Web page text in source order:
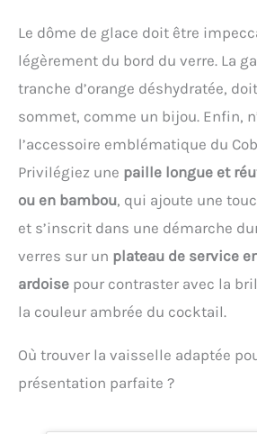
pieds
glace
ou le plan
l'appareil
place
manivelle
protégeant
rayures.
amovible et
facile : le
retirer et à
l'eau
la pelle à
vaisselle, ce
: facile à
nettoyer,
transporter
ranger. La
portable à
manuelle
obtenir de
des cônes
des
même en
le bac
pour
de taille
toutes
fêtes. Les
Le dôme de glace doit être
légèrement du bord du verre. La
tranche d’orange déshydratée,
sommet, comme un bijou. Enfin,
l’accessoire emblématique du
Privilégiez une paille longue et
ou en bambou, qui ajoute une
et s’inscrit dans une démarche
verres sur un plateau de service
ardoise pour contraster avec la
la couleur ambrée du cocktail.
Où trouver la vaisselle adaptée
présentation parfaite ?